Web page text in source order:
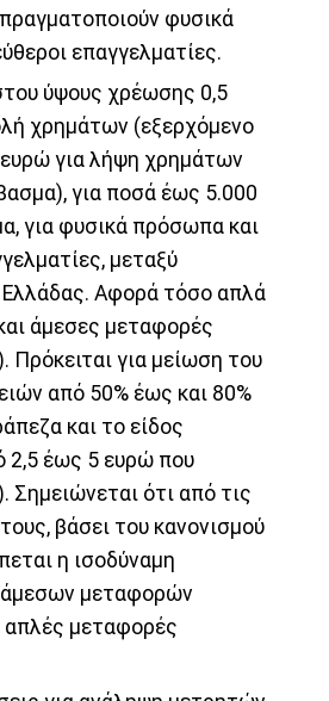
φυσικά
επαγγελματίες.
ύψους χρέωσης 0,5
χρημάτων (εξερχόμενο
για λήψη χρημάτων
για ποσά έως 5.000
για φυσικά πρόσωπα και
μεταξύ
Αφορά τόσο απλά
άμεσες μεταφορές
Πρόκειται για μείωση του
από 50% έως και 80%
και το είδος
2,5 έως 5 ευρώ που
Σημειώνεται ότι από τις
βάσει του κανονισμού
η ισοδύναμη
μεταφορών
μεταφορές